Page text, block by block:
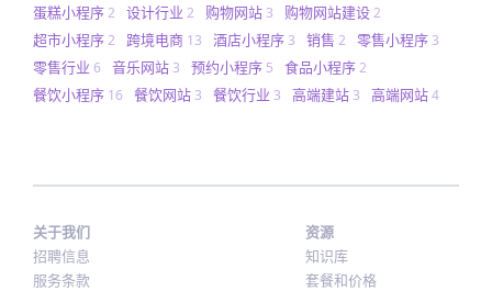
蛋糕小程序2 设计行业 2 购物网站 3 购物网站建设2
超市小程序2 跨境电商 13 酒店小程序 3 销售 2 零售小程序 3
零售行业 6 音乐网站 3 预约小程序 5 食品小程序2
餐饮小程序 16 餐饮网站 3 餐饮行业 3 高端建站 3 高端网站4
关于我们
招聘信息
服务条款
资源
知识库
套餐和价格